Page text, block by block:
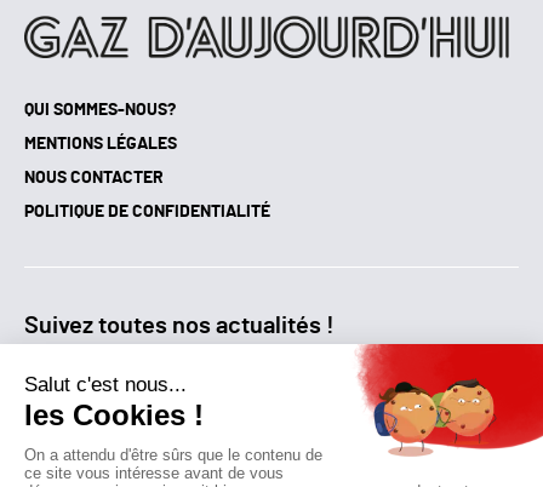
QUI SOMMES-NOUS?
MENTIONS LÉGALES
NOUS CONTACTER
POLITIQUE DE CONFIDENTIALITÉ
Suivez toutes nos actualités !
NEWSLETTER